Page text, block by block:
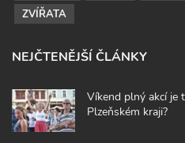
ZVÍŘATA
NEJČTENĚJŠÍ ČLÁNKY
Víkend plný akcí je
Plzeňském kraji?